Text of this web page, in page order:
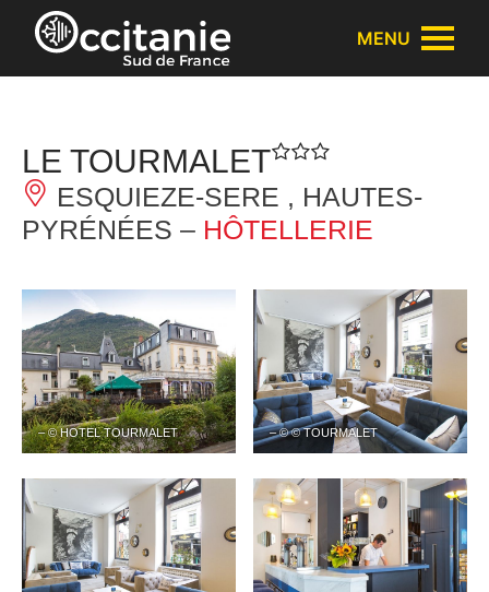
Panneau de gestion des cookies
MENU
LE TOURMALET
ESQUIEZE-SERE , HAUTES-
PYRÉNÉES – HÔTELLERIE
– © HOTEL TOURMALET – © © TOURMALET